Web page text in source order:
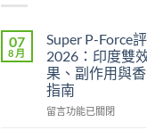
07
8 月
Super P-Force
2026：印度雙
果、副作用與
指南
在
留言功能已關閉